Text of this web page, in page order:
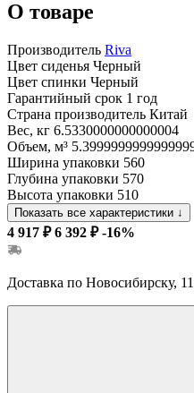
О товаре
Производитель Riva
Цвет сиденья Черный
Цвет спинки Черный
Гарантийный срок 1 год
Страна производитель Китай
Вес, кг 6.5330000000000004
Объем, м³
Ширина упаковки 560
Глубина упаковки 570
Высота упаковки 510
Показать все характеристики ↓
4 917 ₽ 6 392 ₽ -16%
Доставка по Новосибирску, 11